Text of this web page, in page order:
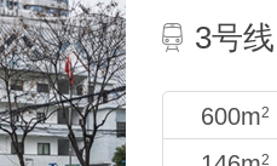
3号
600m2
2